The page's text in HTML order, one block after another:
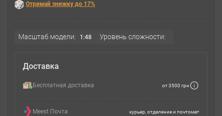
Отримай знижку до 17%
Масштаб модели: 1:48 Уровень сложности:
Доставка
Бесплатная доставка от 3500 грн
Meest Почта курьер, отделение и почтомат